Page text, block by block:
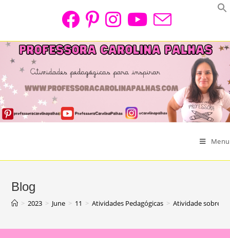
Menu
Blog
> 2023 > June > 11 > Atividades Pedagógicas > Atividade sobre